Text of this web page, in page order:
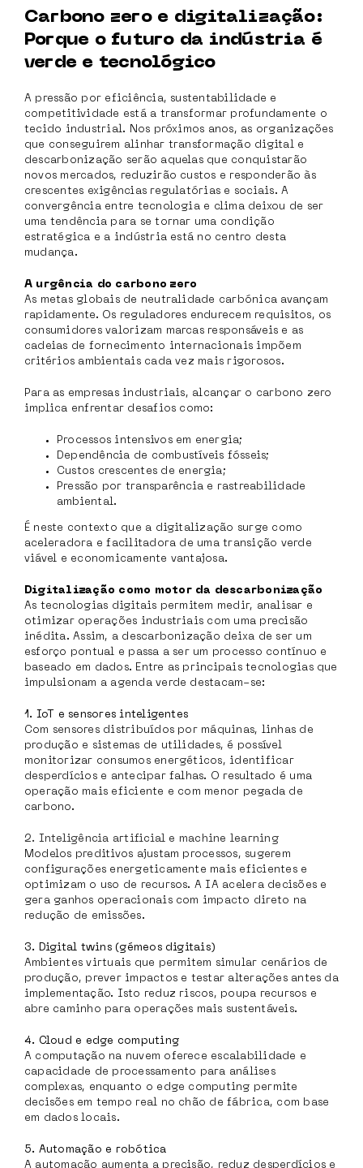
Carbono zero e digitalização:
Porque o futuro da indústria é
verde e tecnológico
A pressão por eficiência, sustentabilidade e
competitividade está a transformar profundamente o
tecido industrial. Nos próximos anos, as organizações
que conseguirem alinhar transformação digital e
descarbonização serão aquelas que conquistarão
novos mercados, reduzirão custos e responderão às
crescentes exigências regulatórias e sociais. A
convergência entre tecnologia e clima deixou de ser
uma tendência para se tornar uma condição
estratégica e a indústria está no centro desta
mudança.
A urgência do carbono zero
As metas globais de neutralidade carbónica avançam
rapidamente. Os reguladores endurecem requisitos, os
consumidores valorizam marcas responsáveis e as
cadeias de fornecimento internacionais impõem
critérios ambientais cada vez mais rigorosos.
Para as empresas industriais, alcançar o carbono zero
implica enfrentar desafios como:
Processos intensivos em energia;
Dependência de combustíveis fósseis;
Custos crescentes de energia;
Pressão por transparência e rastreabilidade
ambiental.
É neste contexto que a digitalização surge como
aceleradora e facilitadora de uma transição verde
viável e economicamente vantajosa.
Digitalização como motor da descarbonização
As tecnologias digitais permitem medir, analisar e
otimizar operações industriais com uma precisão
inédita. Assim, a descarbonização deixa de ser um
esforço pontual e passa a ser um processo contínuo e
baseado em dados. Entre as principais tecnologias que
impulsionam a agenda verde destacam-se:
1. IoT e sensores inteligentes
Com sensores distribuídos por máquinas, linhas de
produção e sistemas de utilidades, é possível
monitorizar consumos energéticos, identificar
desperdícios e antecipar falhas. O resultado é uma
operação mais eficiente e com menor pegada de
carbono.
2. Inteligência artificial e machine learning
Modelos preditivos ajustam processos, sugerem
configurações energeticamente mais eficientes e
optimizam o uso de recursos. A IA acelera decisões e
gera ganhos operacionais com impacto direto na
redução de emissões.
3. Digital twins (gémeos digitais)
Ambientes virtuais que permitem simular cenários de
produção, prever impactos e testar alterações antes da
implementação. Isto reduz riscos, poupa recursos e
abre caminho para operações mais sustentáveis.
4. Cloud e edge computing
A computação na nuvem oferece escalabilidade e
capacidade de processamento para análises
complexas, enquanto o edge computing permite
decisões em tempo real no chão de fábrica, com base
em dados locais.
5. Automação e robótica
A automação aumenta a precisão, reduz desperdícios e